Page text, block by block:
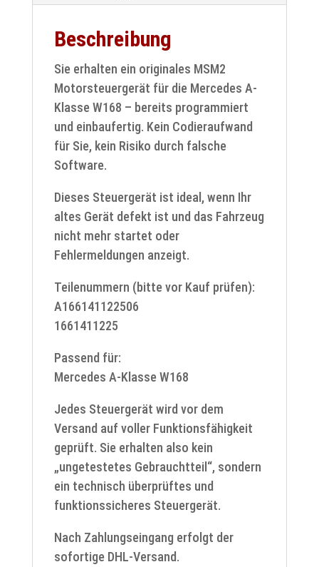
Beschreibung
Sie erhalten ein originales MSM2
Motorsteuergerät für die Mercedes A-
Klasse W168 – bereits programmiert
und einbaufertig. Kein Codieraufwand
für Sie, kein Risiko durch falsche
Software.
Dieses Steuergerät ist ideal, wenn Ihr
altes Gerät defekt ist und das Fahrzeug
nicht mehr startet oder
Fehlermeldungen anzeigt.
Teilenummern (bitte vor Kauf prüfen):
A166141122506
1661411225
Passend für:
Mercedes A-Klasse W168
Jedes Steuergerät wird vor dem
Versand auf voller Funktionsfähigkeit
geprüft. Sie erhalten also kein
„ungetestetes Gebrauchtteil“, sondern
ein technisch überprüftes und
funktionssicheres Steuergerät.
Nach Zahlungseingang erfolgt der
sofortige DHL-Versand.